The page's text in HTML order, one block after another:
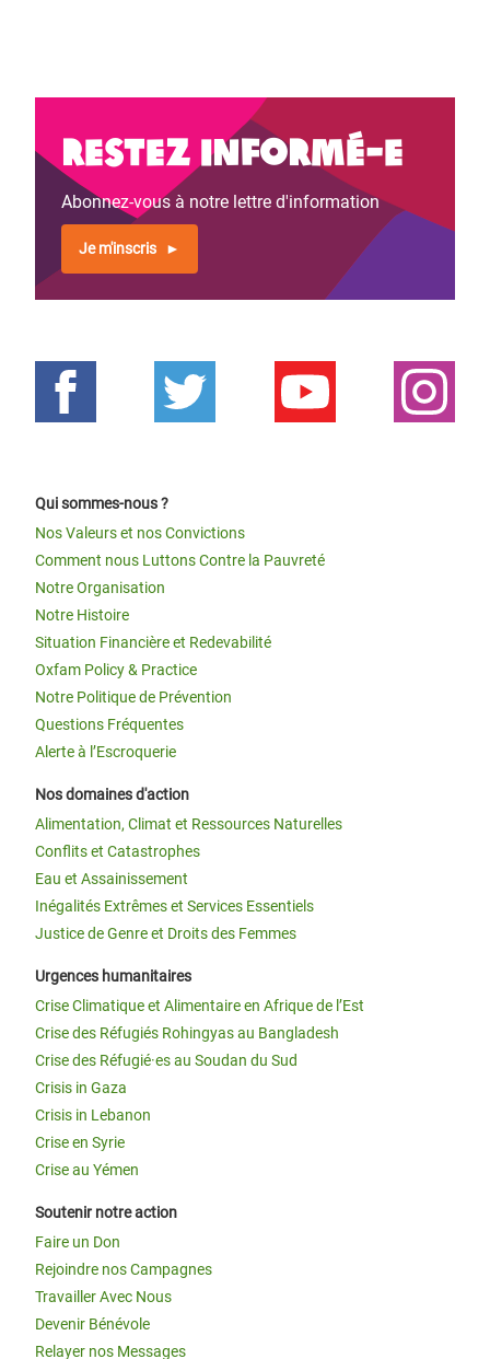
Restez informé-e
Abonnez-vous à notre lettre d'information
Je m'inscris
Qui sommes-nous ?
Nos Valeurs et nos Convictions
Comment nous Luttons Contre la Pauvreté
Notre Organisation
Notre Histoire
Situation Financière et Redevabilité
Oxfam Policy & Practice
Notre Politique de Prévention
Questions Fréquentes
Alerte à l’Escroquerie
Nos domaines d'action
Alimentation, Climat et Ressources Naturelles
Conflits et Catastrophes
Eau et Assainissement
Inégalités Extrêmes et Services Essentiels
Justice de Genre et Droits des Femmes
Urgences humanitaires
Crise Climatique et Alimentaire en Afrique de l’Est
Crise des Réfugiés Rohingyas au Bangladesh
Crise des Réfugié·es au Soudan du Sud
Crisis in Gaza
Crisis in Lebanon
Crise en Syrie
Crise au Yémen
Soutenir notre action
Faire un Don
Rejoindre nos Campagnes
Travailler Avec Nous
Devenir Bénévole
Relayer nos Messages